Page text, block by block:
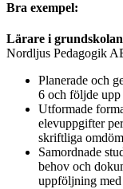
Bra exempel:
Lärare i
Nordljus Pedagogik
Planerade och
6 och följde upp
Utformade
elevuppgifter
skriftliga
Samordnade
behov och
uppföljning med